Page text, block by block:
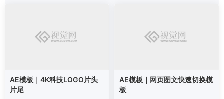
AE模板｜4K科技LOGO片头
片尾
AE模板｜网页图文快速切换模
板